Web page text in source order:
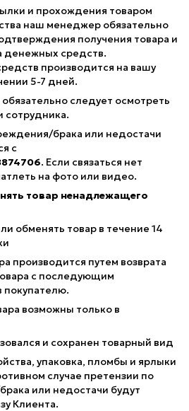
и прохождения товаром
наш менеджер обязательно
получения товара и
денежных средств.
производится на вашу
5-7 дней.
следует осмотреть
сотрудника.
брака или недостачи
с
. Если связаться нет
на фото или видео.
товар ненадлежащего
обменять товар в течение 14
производится путем возврата
с последующим
возможны только в
и сохранен товарный вид
упаковка, пломбы и ярлыки
случае претензии по
или недостачи будут
Клиента.